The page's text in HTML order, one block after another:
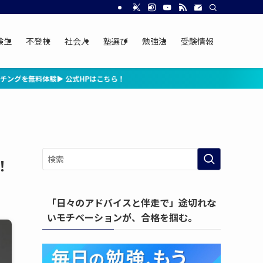
生 不登校 社会人 塾選び 勉強法 受験情報
！
「日々のアドバイスと伴走で」途切れな
いモチベーションが、合格を掴む。